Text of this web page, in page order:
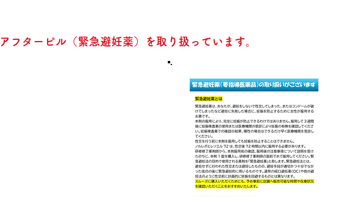
アフターピル（緊急避妊薬）を取り扱っています。